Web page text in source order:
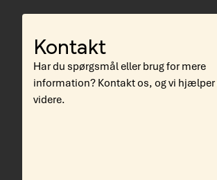
Kontakt
Har du spørgsmål eller brug for mere
information? Kontakt os, og vi hjælper
videre.